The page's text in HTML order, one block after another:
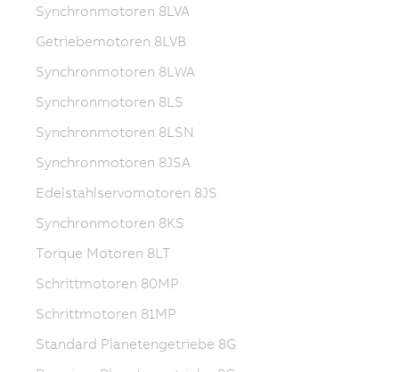
Synchronmotoren 8LVA
Getriebemotoren 8LVB
Synchronmotoren 8LWA
Synchronmotoren 8LS
Synchronmotoren 8LSN
Synchronmotoren 8JSA
Edelstahlservomotoren 8JS
Synchronmotoren 8KS
Torque Motoren 8LT
Schrittmotoren 80MP
Schrittmotoren 81MP
Standard Planetengetriebe 8G